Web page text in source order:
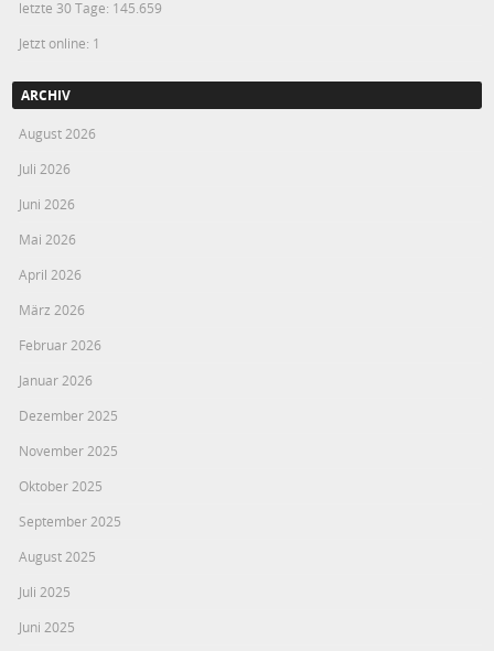
letzte 30 Tage: 145.659
Jetzt online: 1
ARCHIV
August 2026
Juli 2026
Juni 2026
Mai 2026
April 2026
März 2026
Februar 2026
Januar 2026
Dezember 2025
November 2025
Oktober 2025
September 2025
August 2025
Juli 2025
Juni 2025